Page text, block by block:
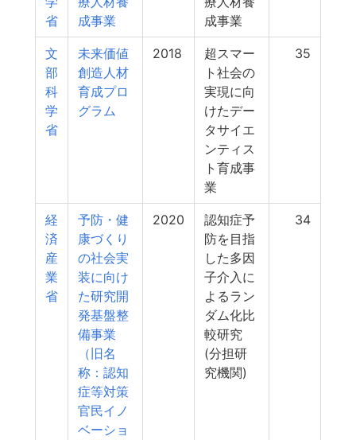
省
成事業
成事業
文
部
科
学
省
未来価値
創造人材
育成プロ
グラム
2018
超スマー
ト社会の
実現に向
けたデー
タサイエ
ンティス
ト育成事
業
35
経
済
産
業
省
予防・健
康づくり
の社会実
装に向け
た研究開
発基盤整
備事業
（旧名
称：認知
症等対策
官民イノ
ベーショ
2020
認知症予
防を目指
した多因
子介入に
よるラン
ダム化比
較研究
(分担研
究機関)
34